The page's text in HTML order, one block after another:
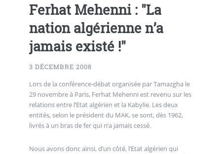
Ferhat Mehenni : "La
nation algérienne n’a
jamais existé !"
3 DÉCEMBRE 2008
Lors de la conférence-débat organisée par Tamazgha le
29 novembre à Paris, Ferhat Mehenni est revenu sur les
relations entre l’Etat algérien et la Kabylie. Les deux
entités, selon le président du MAK, se sont, dès 1962,
livrés à un bras de fer qui n’a jamais cessé.
Nous avons donc ainsi, d’un côté, l’Etat algérien qui